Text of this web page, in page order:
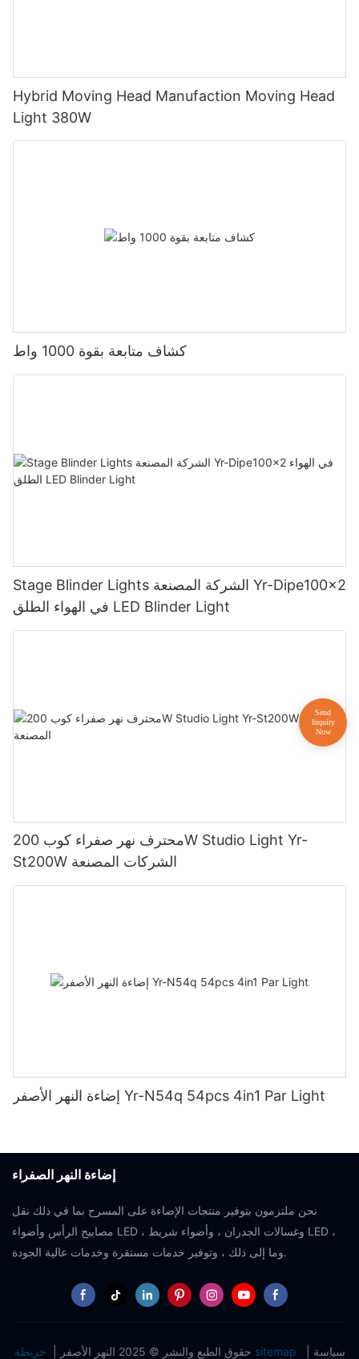
Hybrid Moving Head Manufaction Moving Head
Light 380W
كشاف متابعة بقوة 1000 واط
Stage Blinder Lights الشركة المصنعة Yr-Dipe100x2
في الهواء الطلق LED Blinder Light
محترف نهر صفراء كوب 200W Studio Light Yr-
St200W الشركات المصنعة
إضاءة النهر الأصفر Yr-N54q 54pcs 4in1 Par Light
إضاءة النهر الصفراء
نحن ملتزمون بتوفير منتجات الإضاءة على المسرح بما في ذلك نقل
مصابيح الرأس وأضواء LED ، وغسالات الجدران ، وأضواء شريط LED ،
وما إلى ذلك ، وتوفير خدمات مستقرة وخدمات عالية الجودة.
حقوق الطبع والنشر © 2025 النهر الأصفر | خريطة sitemap سياسة